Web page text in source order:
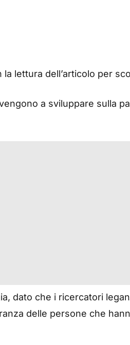
la lettura dell’articolo per
a sviluppare sulla
dato che i ricercatori
delle persone che